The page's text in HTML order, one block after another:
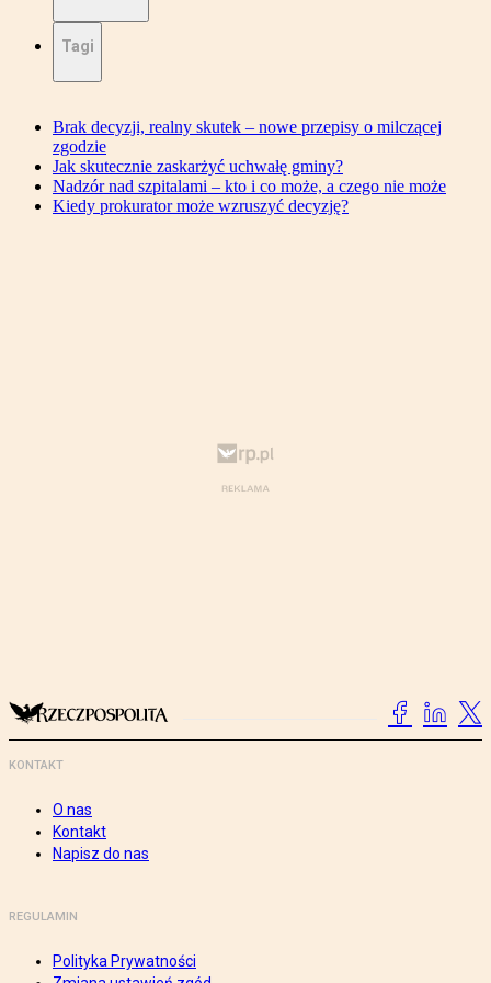
Tagi
Brak decyzji, realny skutek – nowe przepisy o milczącej
zgodzie
Jak skutecznie zaskarżyć uchwałę gminy?
Nadzór nad szpitalami – kto i co może, a czego nie może
Kiedy prokurator może wzruszyć decyzję?
KONTAKT
O nas
Kontakt
Napisz do nas
REGULAMIN
Polityka Prywatności